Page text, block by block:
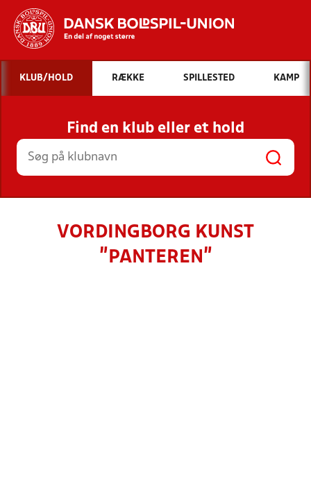
Hvad vil du søge efter?
INDHOLD OG NYHEDER
STILLINGER, RESULTATER, KLUBBER OG
HOLD
KLUB/HOLD RÆKKE SPILLESTED KAMP
Find en klub eller et hold
VORDINGBORG KUNST
"PANTEREN"